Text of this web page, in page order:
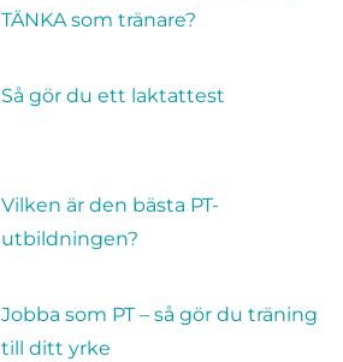
TÄNKA som tränare?
Så gör du ett laktattest
Vilken är den bästa PT-
utbildningen?
Jobba som PT – så gör du träning
till ditt yrke